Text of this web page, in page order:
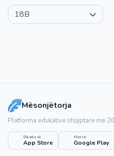
Mësonjëtorja
Platforma edukative shqiptare me
Shkarko në
App Store
Merr në
Google Play